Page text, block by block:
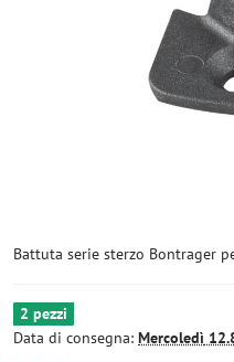
Battuta serie sterzo Bontrager
2 pezzi
Data di consegna: Mercoledì